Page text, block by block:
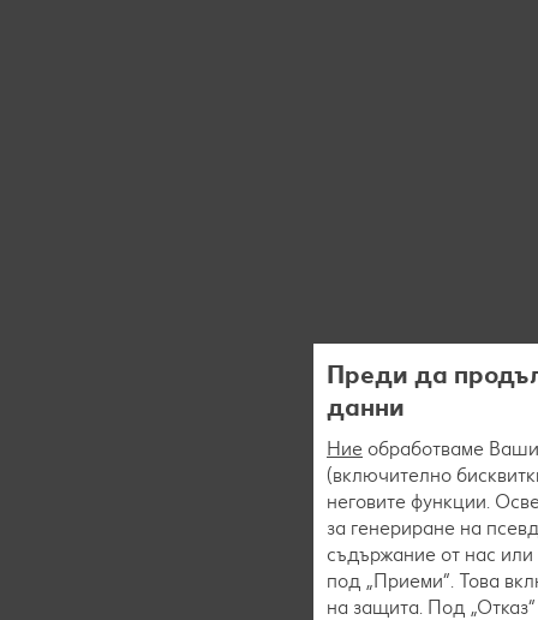
Преди да
данни
Ние обработваме
(включително
неговите функции.
за генериране на
съдържание от нас или
под „Приеми“. Това
на защита. Под